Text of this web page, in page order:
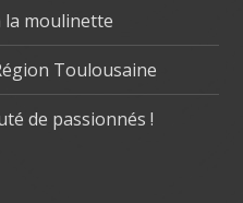
la moulinette
Toulousaine
de passionnés !